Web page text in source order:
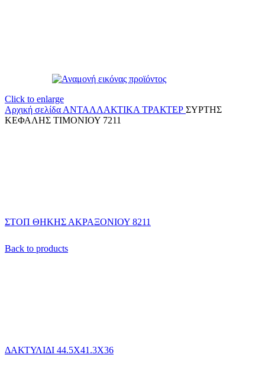
Click to enlarge
Αρχική σελίδα ΑΝΤΑΛΛΑΚΤΙΚΑ ΤΡΑΚΤΕΡ ΣΥΡΤΗΣ
ΚΕΦΑΛΗΣ ΤΙΜΟΝΙΟΥ 7211
ΣΤΟΠ ΘΗΚΗΣ ΑΚΡΑΞΟΝΙΟΥ 8211
Back to products
ΔΑΚΤΥΛΙΔΙ 44.5Χ41.3Χ36